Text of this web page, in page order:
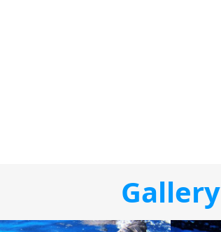
Gallery